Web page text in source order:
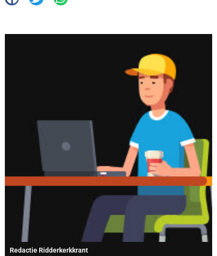
Redactie Ridderkerkkrant